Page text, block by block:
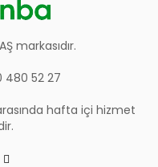
markasıdır.
480 52 27
hafta içi hizmet